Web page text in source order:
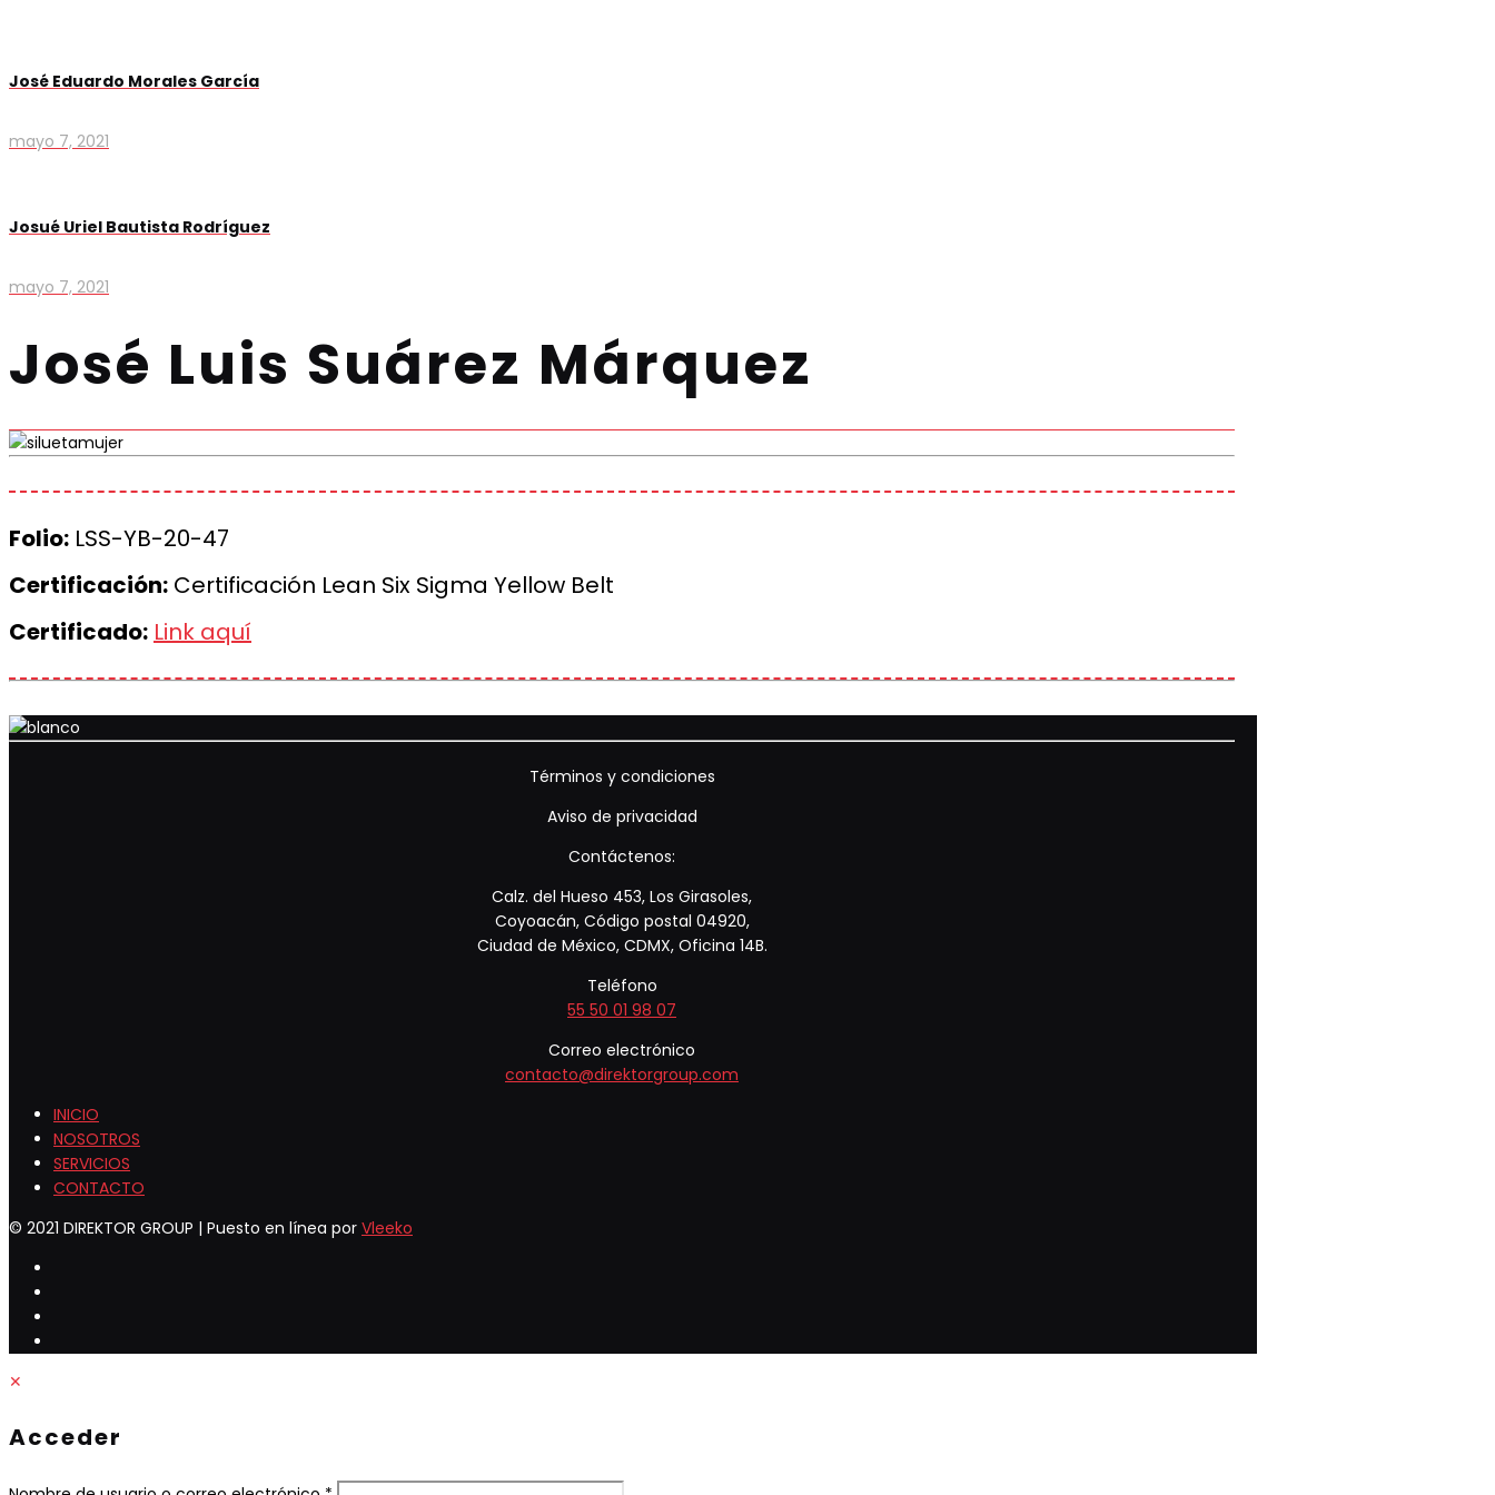
José Eduardo Morales García
mayo 7, 2021
Josué Uriel Bautista Rodríguez
mayo 7, 2021
José Luis Suárez Márquez
Folio: LSS-YB-20-47
Certificación: Certificación Lean Six Sigma Yellow Belt
Certificado: Link aquí
Términos y condiciones
Aviso de privacidad
Contáctenos:
Calz. del Hueso 453, Los Girasoles,
Coyoacán, Código postal 04920,
Ciudad de México, CDMX, Oficina 14B.
Teléfono
55 50 01 98 07
Correo electrónico
contacto@direktorgroup.com
INICIO
NOSOTROS
SERVICIOS
CONTACTO
© 2021 DIREKTOR GROUP | Puesto en línea por Vleeko
✕
Acceder